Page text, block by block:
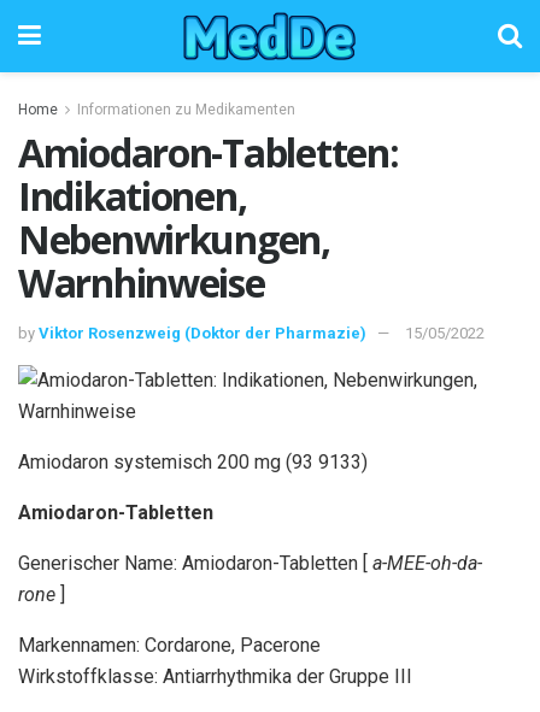
Home Informationen zu Medikamenten
Amiodaron-Tabletten:
Indikationen,
Nebenwirkungen,
Warnhinweise
by Viktor Rosenzweig (Doktor der Pharmazie) 15/05/2022
Amiodaron systemisch 200 mg (93 9133)
Amiodaron-Tabletten
Generischer Name: Amiodaron-Tabletten [ a-MEE-oh-da-
rone ]
Markennamen: Cordarone, Pacerone
Wirkstoffklasse: Antiarrhythmika der Gruppe III